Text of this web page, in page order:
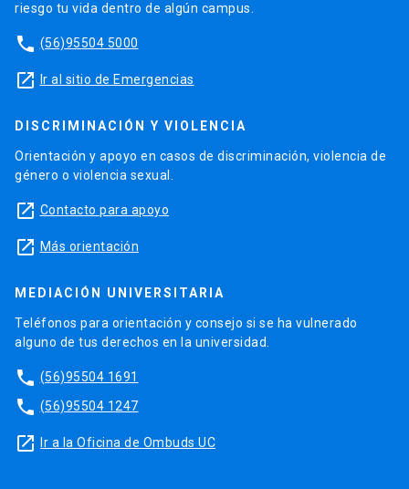
riesgo tu vida dentro de algún campus.
phone (56)95504 5000
launch Ir al sitio de Emergencias
DISCRIMINACIÓN Y VIOLENCIA
Orientación y apoyo en casos de discriminación, violencia de
género o violencia sexual.
launch Contacto para apoyo
launch Más orientación
MEDIACIÓN UNIVERSITARIA
Teléfonos para orientación y consejo si se ha vulnerado
alguno de tus derechos en la universidad.
phone (56)95504 1691
phone (56)95504 1247
launch Ir a la Oficina de Ombuds UC